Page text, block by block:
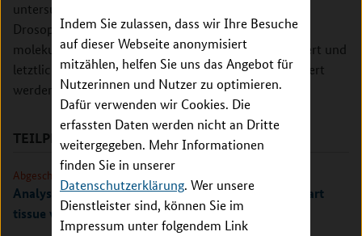
Indem Sie zulassen, dass wir Ihre Besuche
auf dieser Webseite anonymisiert
mitzählen, helfen Sie uns das Angebot für
Nutzerinnen und Nutzer zu optimieren.
Dafür verwenden wir Cookies. Die
erfassten Daten werden nicht an Dritte
weitergegeben. Mehr Informationen
finden Sie in unserer
Datenschutzerklärung. Wer unsere
Dienstleister sind, können Sie im
Impressum unter folgendem Link
untersuchen. Dazu sollen Zell- und Tiermodelle, wie
Drosophila- oder Mausmodelle, entwickelt, die
molekularen Entstehungsmechanismen charakterisiert und
letztlich Ansatzpunkte für mögliche Therapien definiert
werden.
TEILPROJEKTE
Abgeschlossen
Analyse des kardialen Phänotyps mit Engineered heart
tissue von patienten-spezifischen iPS-Zellen